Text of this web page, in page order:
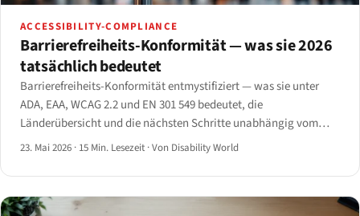
ACCESSIBILITY-COMPLIANCE
Barrierefreiheits-Konformität — was sie 2026
tatsächlich bedeutet
Barrierefreiheits-Konformität entmystifiziert — was sie unter
ADA, EAA, WCAG 2.2 und EN 301 549 bedeutet, die
Länderübersicht und die nächsten Schritte unabhängig vom
Betriebsstandort.
23. Mai 2026 · 15 Min. Lesezeit ·Von Disability World